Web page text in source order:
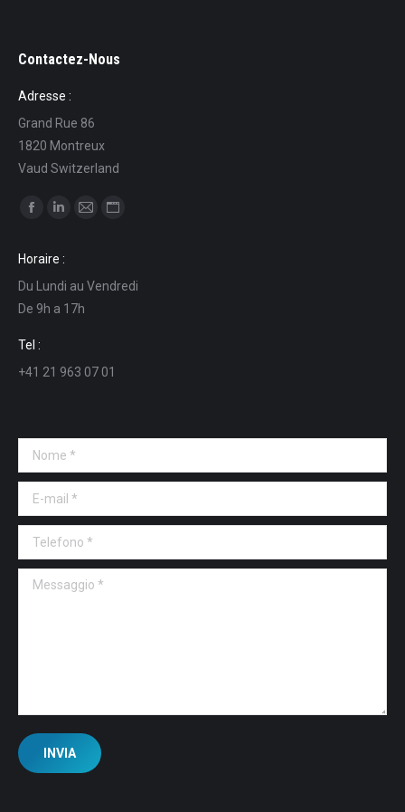
Contactez-Nous
Adresse :
Grand Rue 86
1820 Montreux
Vaud Switzerland
Ci puoi trovare su:
opens
in
new
window
opens
in
new
in
opens
Horaire :
Du Lundi au Vendredi
De 9h a 17h
Tel :
+41 21 963 07 01
Nome *
E-mail *
Telefono *
Messaggio *
INVIA